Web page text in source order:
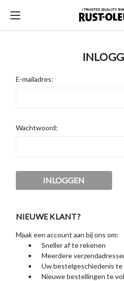
E-mailadres:
Wachtwoord:
NIEUWE KLANT?
Maak een account aan bij ons om:
Sneller af te rekenen
Meerdere
Uw bestelgeschiedenis te
Nieuwe bestellingen te